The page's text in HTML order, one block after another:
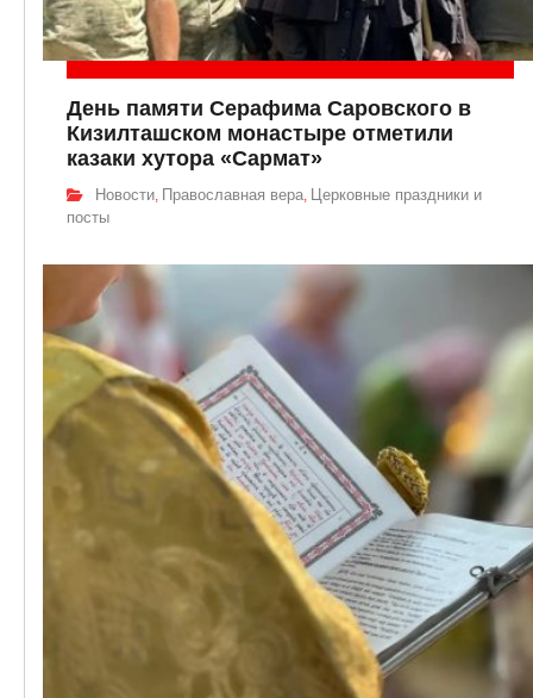
День памяти Серафима Саровского в
Кизилташском монастыре отметили
казаки хутора «Сармат»
Новости Православная вера
Церковные праздники и
посты